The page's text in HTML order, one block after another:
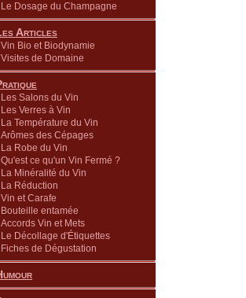
Le Dosage du Champagne
Articles
Vin Bio et Biodynamie
Visites de Domaine
Les Salons du Vin
Les Verres à Vin
La Température du Vin
Arômes des Cépages
La Robe du Vin
Qu'est ce qu'un Vin Fermé ?
La Minéralité du Vin
La Réduction
Vin et Carafe
Bouteille entamée
Accords Vin et Mets
Le Décollage d'Étiquettes
Fiches de Dégustation